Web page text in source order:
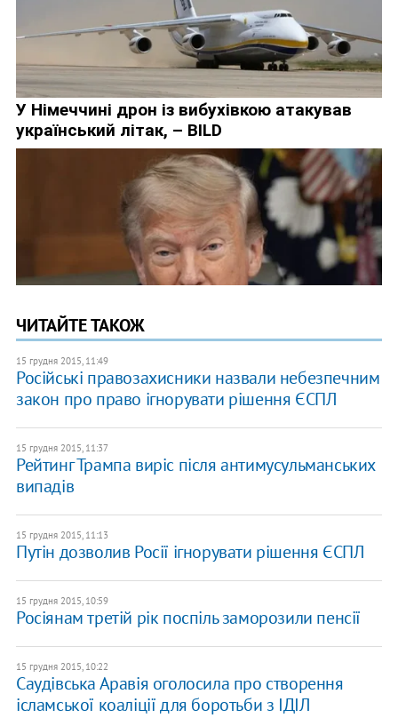
ЧИТАЙТЕ ТАКОЖ
15 грудня 2015, 11:49
Російські правозахисники назвали небезпечним
закон про право ігнорувати рішення ЄСПЛ
15 грудня 2015, 11:37
Рейтинг Трампа виріс після антимусульманських
випадів
15 грудня 2015, 11:13
Путін дозволив Росії ігнорувати рішення ЄСПЛ
15 грудня 2015, 10:59
Росіянам третій рік поспіль заморозили пенсії
15 грудня 2015, 10:22
Саудівська Аравія оголосила про створення
ісламської коаліції для боротьби з ІДІЛ